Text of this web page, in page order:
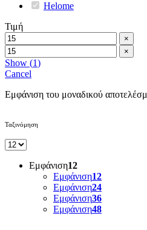
Helome
Τιμή
×
×
Show (1)
Cancel
Εμφάνιση του μοναδικού
Ταξινόμηση
Εμφάνιση12
Εμφάνιση12
Εμφάνιση24
Εμφάνιση36
Εμφάνιση48